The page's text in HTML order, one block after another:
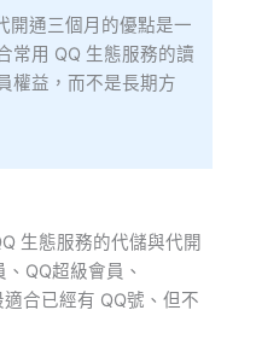
開通三個月的優點是一
常用 QQ 生態服務的讀
權益，而不是長期方
生態服務的代儲與代開
QQ超級會員、
合已經有 QQ號、但不